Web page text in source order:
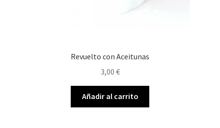
Revuelto con Aceitunas
3,00 €
Añadir al carrito